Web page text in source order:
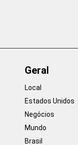
Geral
Local
Estados Unidos
Negócios
Mundo
Brasil